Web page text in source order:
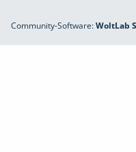
Community-Software:WoltLab